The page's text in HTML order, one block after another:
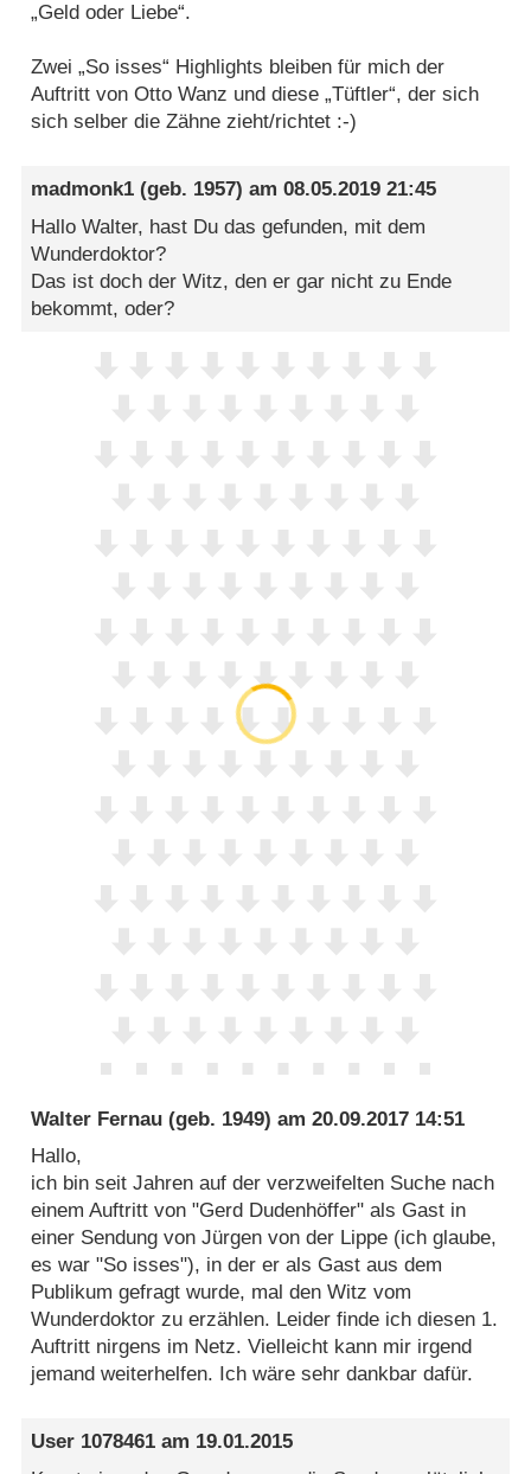
„Geld oder Liebe“.
Zwei „So isses“ Highlights bleiben für mich der
Auftritt von Otto Wanz und diese „Tüftler“, der sich
sich selber die Zähne zieht/richtet :-)
madmonk1 (geb. 1957) am08.05.2019 21:45
Hallo Walter, hast Du das gefunden, mit dem
Wunderdoktor?
Das ist doch der Witz, den er gar nicht zu Ende
bekommt, oder?
Walter Fernau (geb. 1949) am20.09.2017 14:51
Hallo,
ich bin seit Jahren auf der verzweifelten Suche nach
einem Auftritt von "Gerd Dudenhöffer" als Gast in
einer Sendung von Jürgen von der Lippe (ich glaube,
es war "So isses"), in der er als Gast aus dem
Publikum gefragt wurde, mal den Witz vom
Wunderdoktor zu erzählen. Leider finde ich diesen 1.
Auftritt nirgens im Netz. Vielleicht kann mir irgend
jemand weiterhelfen. Ich wäre sehr dankbar dafür.
User 1078461 am 19.01.2015